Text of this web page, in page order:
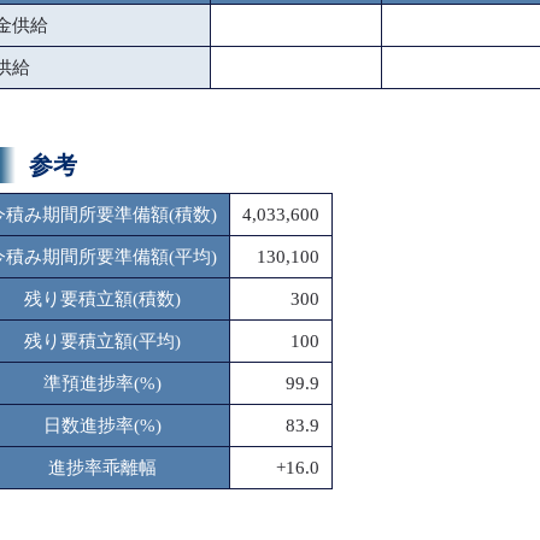
供給
給
参考
積み期間所要準備額(積数) 4,033,600
積み期間所要準備額(平均) 130,100
残り要積立額(積数) 300
残り要積立額(平均) 100
準預進捗率(%) 99.9
日数進捗率(%) 83.9
進捗率乖離幅 +16.0